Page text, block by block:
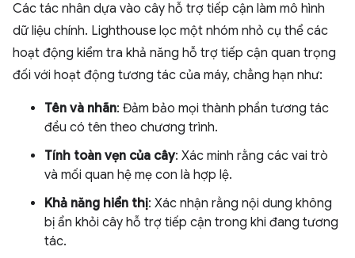
Các tác nhân dựa vào cây hỗ trợ tiếp cận làm mô hình
dữ liệu chính. Lighthouse lọc một nhóm nhỏ cụ thể các
hoạt động kiểm tra khả năng hỗ trợ tiếp cận quan trọng
đối với hoạt động tương tác của máy, chẳng hạn như:
Tên và nhãn: Đảm bảo mọi thành phần tương tác
đều có tên theo chương trình.
Tính toàn vẹn của cây: Xác minh rằng các vai trò
và mối quan hệ mẹ con là hợp lệ.
Khả năng hiển thị: Xác nhận rằng nội dung không
bị ẩn khỏi cây hỗ trợ tiếp cận trong khi đang tương
tác.